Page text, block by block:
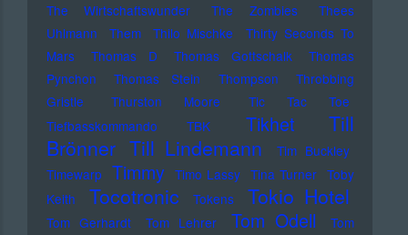
The Wirtschaftswunder
The Zombies
Thees
Uhlmann
Them Thilo Mischke
Thirty Seconds To
Mars
Thomas D Thomas Gottschalk
Thomas
Pynchon
Thomas Stein Thompson
Throbbing
Gristle
Thurston Moore
Tic Tac Toe
Tiefbasskommando TBK
Tikhet
Till
Brönner Till Lindemann
Tim Buckley
Timewarp Timmy Timo Lassy Tina Turner Toby
Keith
Tocotronic Tokens Tokio Hotel
Tom Gerhardt Tom Lehrer Tom Odell
Tom